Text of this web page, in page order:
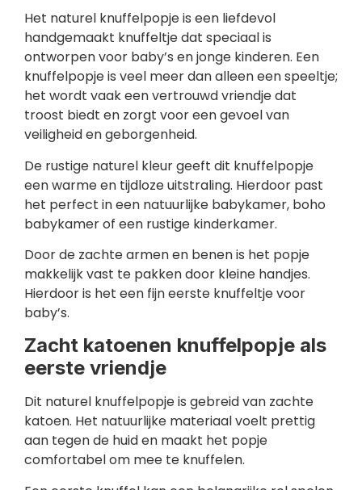
Het naturel knuffelpopje is een liefdevol
handgemaakt knuffeltje dat speciaal is
ontworpen voor baby’s en jonge kinderen. Een
knuffelpopje is veel meer dan alleen een speeltje;
het wordt vaak een vertrouwd vriendje dat
troost biedt en zorgt voor een gevoel van
veiligheid en geborgenheid.
De rustige naturel kleur geeft dit knuffelpopje
een warme en tijdloze uitstraling. Hierdoor past
het perfect in een natuurlijke babykamer, boho
babykamer of een rustige kinderkamer.
Door de zachte armen en benen is het popje
makkelijk vast te pakken door kleine handjes.
Hierdoor is het een fijn eerste knuffeltje voor
baby’s.
Zacht katoenen knuffelpopje als
eerste vriendje
Dit naturel knuffelpopje is gebreid van zachte
katoen. Het natuurlijke materiaal voelt prettig
aan tegen de huid en maakt het popje
comfortabel om mee te knuffelen.